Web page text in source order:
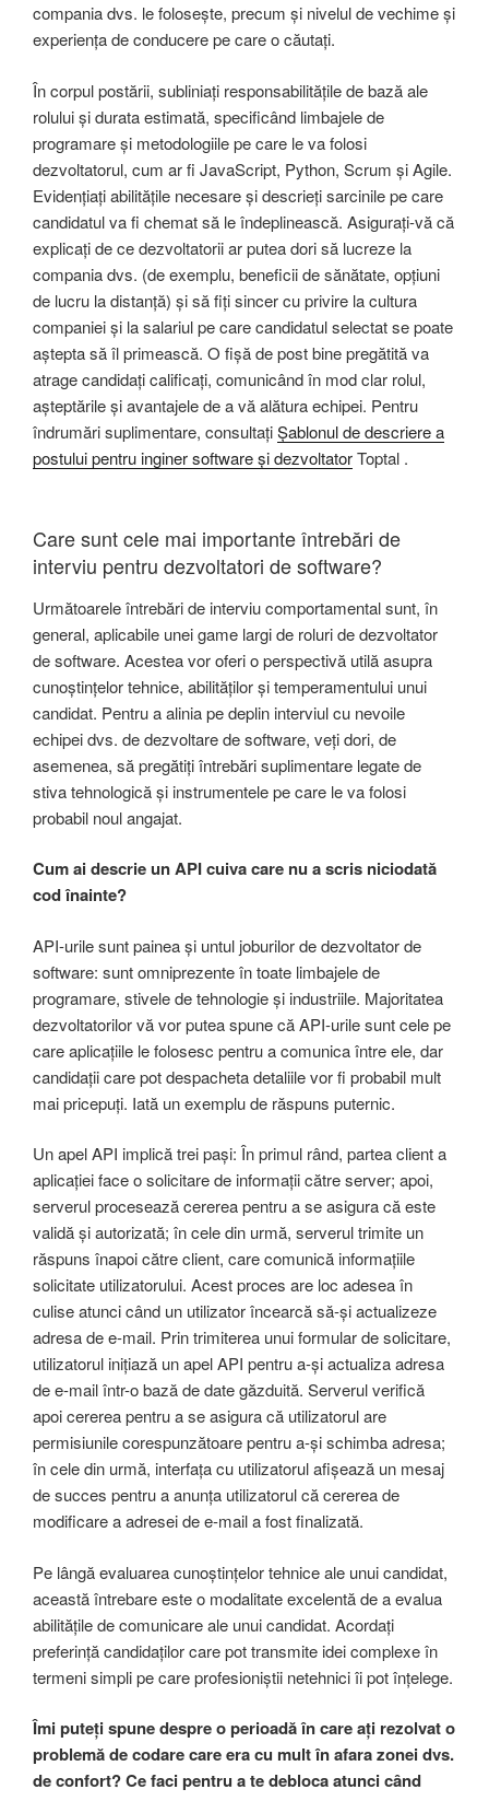
compania dvs. le folosește, precum și nivelul de vechime și
experiența de conducere pe care o căutați.
În corpul postării, subliniați responsabilitățile de bază ale
rolului și durata estimată, specificând limbajele de
programare și metodologiile pe care le va folosi
dezvoltatorul, cum ar fi JavaScript, Python, Scrum și Agile.
Evidențiați abilitățile necesare și descrieți sarcinile pe care
candidatul va fi chemat să le îndeplinească. Asigurați-vă că
explicați de ce dezvoltatorii ar putea dori să lucreze la
compania dvs. (de exemplu, beneficii de sănătate, opțiuni
de lucru la distanță) și să fiți sincer cu privire la cultura
companiei și la salariul pe care candidatul selectat se poate
aștepta să îl primească. O fișă de post bine pregătită va
atrage candidați calificați, comunicând în mod clar rolul,
așteptările și avantajele de a vă alătura echipei. Pentru
îndrumări suplimentare, consultațiȘablonulde descriere a
postuluipentru inginer softwareși dezvoltatorToptal .
Care sunt cele mai importante întrebări de
interviu pentru dezvoltatori de software?
Următoarele întrebări de interviu comportamental sunt, în
general, aplicabile unei game largi de roluri de dezvoltator
de software. Acestea vor oferi o perspectivă utilă asupra
cunoștințelor tehnice, abilităților și temperamentului unui
candidat. Pentru a alinia pe deplin interviul cu nevoile
echipei dvs. de dezvoltare de software, veți dori, de
asemenea, să pregătiți întrebări suplimentare legate de
stiva tehnologică și instrumentele pe care le va folosi
probabil noul angajat.
Cum ai descrie un API cuiva care nu a scris niciodată
cod înainte?
API-urile sunt painea și untul joburilor de dezvoltator de
software: sunt omniprezente în toate limbajele de
programare, stivele de tehnologie și industriile. Majoritatea
dezvoltatorilor vă vor putea spune că API-urile sunt cele pe
care aplicațiile le folosesc pentru a comunica între ele, dar
candidații care pot despacheta detaliile vor fi probabil mult
mai pricepuți. Iată un exemplu de răspuns puternic.
Un apel API implică trei pași: În primul rând, partea client a
aplicației face o solicitare de informații către server; apoi,
serverul procesează cererea pentru a se asigura că este
validă și autorizată; în cele din urmă, serverul trimite un
răspuns înapoi către client, care comunică informațiile
solicitate utilizatorului. Acest proces are loc adesea în
culise atunci când un utilizator încearcă să-și actualizeze
adresa de e-mail. Prin trimiterea unui formular de solicitare,
utilizatorul inițiază un apel API pentru a-și actualiza adresa
de e-mail într-o bază de date găzduită. Serverul verifică
apoi cererea pentru a se asigura că utilizatorul are
permisiunile corespunzătoare pentru a-și schimba adresa;
în cele din urmă, interfața cu utilizatorul afișează un mesaj
de succes pentru a anunța utilizatorul că cererea de
modificare a adresei de e-mail a fost finalizată.
Pe lângă evaluarea cunoștințelor tehnice ale unui candidat,
această întrebare este o modalitate excelentă de a evalua
abilitățile de comunicare ale unui candidat. Acordați
preferință candidaților care pot transmite idei complexe în
termeni simpli pe care profesioniștii netehnici îi pot înțelege.
Îmi puteți spune despre o perioadă în care ați rezolvat o
problemă de codare care era cu mult în afara zonei dvs.
de confort? Ce faci pentru a te debloca atunci când